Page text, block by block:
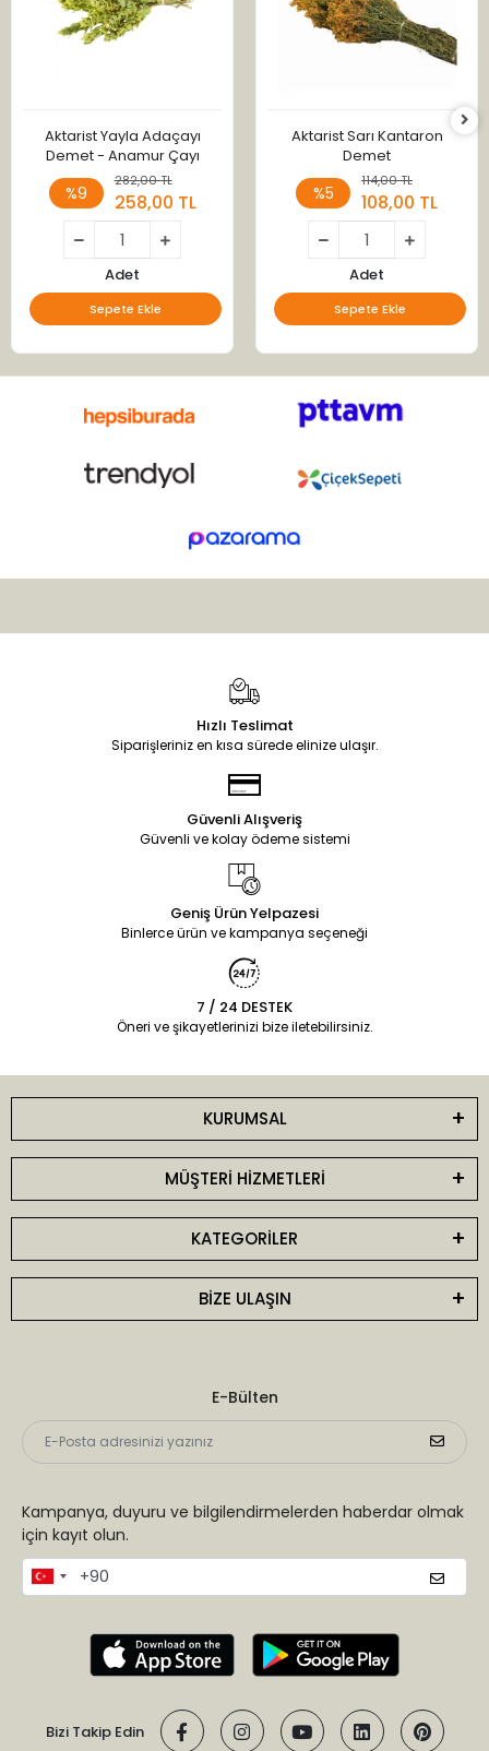
Aktarist Yayla Adaçayı
Demet - Anamur Çayı
%9
282,00 TL
258,00 TL
Adet
Sepete Ekle
Aktarist Sarı Kantaron
Demet
%5
114,00 TL
108,00 TL
Adet
Sepete Ekle
Hızlı Teslimat
Siparişleriniz en kısa sürede elinize ulaşır.
Güvenli Alışveriş
Güvenli ve kolay ödeme sistemi
Geniş Ürün Yelpazesi
Binlerce ürün ve kampanya seçeneği
7 / 24 DESTEK
Öneri ve şikayetlerinizi bize iletebilirsiniz.
KURUMSAL
MÜŞTERİ HİZMETLERİ
KATEGORİLER
BİZE ULAŞIN
E-Bülten
Kampanya, duyuru ve bilgilendirmelerden haberdar olmak
için kayıt olun.
Bizi Takip Edin